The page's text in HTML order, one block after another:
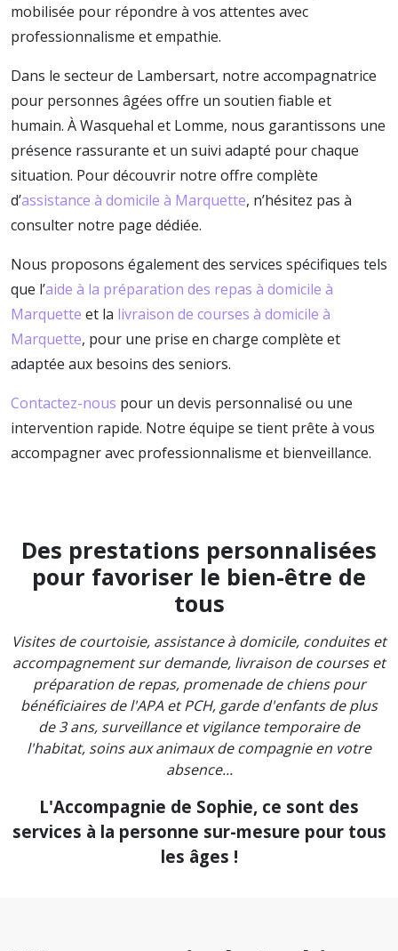
mobilisée pour répondre à vos attentes avec
professionnalisme et empathie.
Dans le secteur de Lambersart, notre accompagnatrice
pour personnes âgées offre un soutien fiable et
humain. À Wasquehal et Lomme, nous garantissons une
présence rassurante et un suivi adapté pour chaque
situation. Pour découvrir notre offre complète
d’assistance à domicile à Marquette, n’hésitez pas à
consulter notre page dédiée.
Nous proposons également des services spécifiques tels
que l’aide à la préparation des repas à domicile à
Marquette et la livraison de courses à domicile à
Marquette, pour une prise en charge complète et
adaptée aux besoins des seniors.
Contactez-nous pour un devis personnalisé ou une
intervention rapide. Notre équipe se tient prête à vous
accompagner avec professionnalisme et bienveillance.
Des prestations personnalisées
pour favoriser le bien-être de
tous
Visites de courtoisie, assistance à domicile, conduites et
accompagnement sur demande, livraison de courses et
préparation de repas, promenade de chiens pour
bénéficiaires de l'APA et PCH, garde d'enfants de plus
de 3 ans, surveillance et vigilance temporaire de
l'habitat, soins aux animaux de compagnie en votre
absence...
L'Accompagnie de Sophie, ce sont des
services à la personne sur-mesure pour tous
les âges !